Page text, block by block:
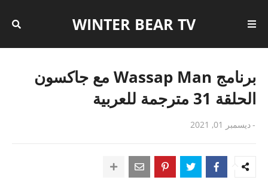
WINTER BEAR TV
برنامج Wassap Man مع جاكسون
الحلقة 31 مترجمة للعربية
-ديسمبر 01, 2021